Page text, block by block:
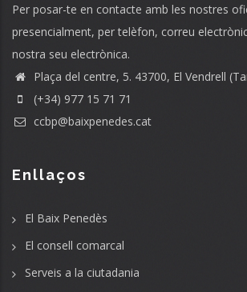
Per posar-te en contacte amb les nostres
presencialment, per telèfon, correu
nostra seu electrònica.
Plaça del centre, 5. 43700, El Vendrell
(+34) 977 15 71 71
ccbp@baixpenedes.cat
Enllaços
El Baix Penedès
El consell comarcal
Serveis a la ciutadania